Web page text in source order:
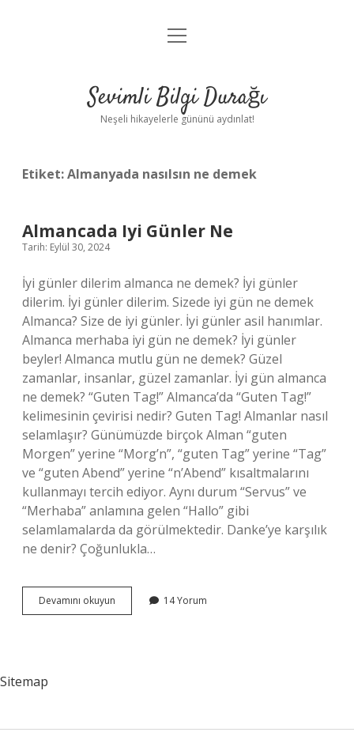
Anasayfa
Yasal Uyarı
menüyü
Sevimli Bilgi Durağı
Neşeli hikayelerle gününü aydınlat!
Etiket:Almanyada nasılsın ne demek
Almancada Iyi Günler Ne
Tarih: Eylül 30, 2024
İyi günler dilerim almanca ne demek? İyi günler
dilerim. İyi günler dilerim. Sizede iyi gün ne demek
Almanca? Size de iyi günler. İyi günler asil hanımlar.
Almanca merhaba iyi gün ne demek? İyi günler
beyler! Almanca mutlu gün ne demek? Güzel
zamanlar, insanlar, güzel zamanlar. İyi gün almanca
ne demek? “Guten Tag!” Almanca’da “Guten Tag!”
kelimesinin çevirisi nedir? Guten Tag! Almanlar nasıl
selamlaşır? Günümüzde birçok Alman “guten
Morgen” yerine “Morg’n”, “guten Tag” yerine “Tag”
ve “guten Abend” yerine “n’Abend” kısaltmalarını
kullanmayı tercih ediyor. Aynı durum “Servus” ve
“Merhaba” anlamına gelen “Hallo” gibi
selamlamalarda da görülmektedir. Danke’ye karşılık
ne denir? Çoğunlukla…
Devamını okuyun Almancada
Iyi
14 Yorum
Sitemap